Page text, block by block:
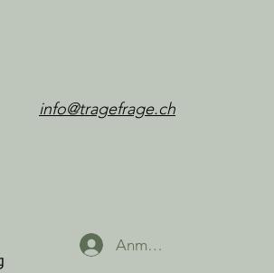
info@tragefrage.ch
Anmelden